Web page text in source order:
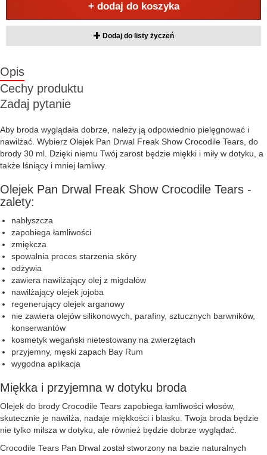
+ dodaj do koszyka
Dodaj do listy życzeń
Opis
Cechy produktu
Zadaj pytanie
Aby broda wyglądała dobrze, należy ją odpowiednio pielęgnować i
nawilżać. Wybierz Olejek Pan Drwal Freak Show Crocodile Tears, do
brody 30 ml. Dzięki niemu Twój zarost będzie miękki i miły w dotyku, a
także lśniący i mniej łamliwy.
Olejek Pan Drwal Freak Show Crocodile Tears -
zalety:
nabłyszcza
zapobiega łamliwości
zmiękcza
spowalnia proces starzenia skóry
odżywia
zawiera nawilżający olej z migdałów
nawilżający olejek jojoba
regenerujący olejek arganowy
nie zawiera olejów silikonowych, parafiny, sztucznych barwników,
konserwantów
kosmetyk wegański nietestowany na zwierzętach
przyjemny, męski zapach Bay Rum
wygodna aplikacja
Miękka i przyjemna w dotyku broda
Olejek do brody Crocodile Tears zapobiega łamliwości włosów,
skutecznie je nawilża, nadaje miękkości i blasku. Twoja broda będzie
nie tylko milsza w dotyku, ale również będzie dobrze wyglądać.
Crocodile Tears Pan Drwal został stworzony na bazie naturalnych